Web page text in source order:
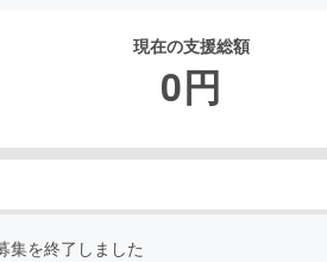
現在の支援総額
0円
集を終了しました